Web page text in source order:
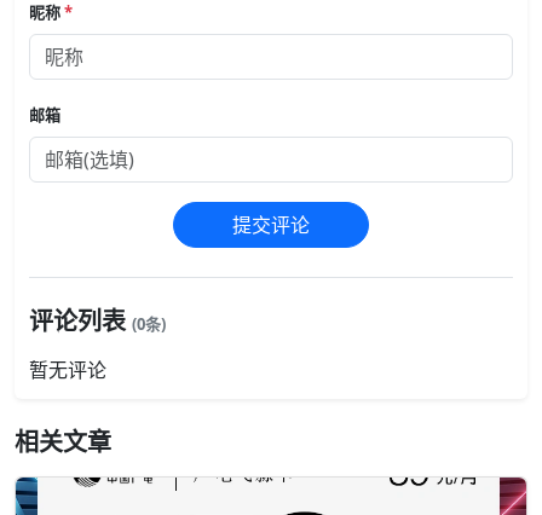
昵称*
邮箱
提交评论
评论列表 (0条)
暂无评论
相关文章